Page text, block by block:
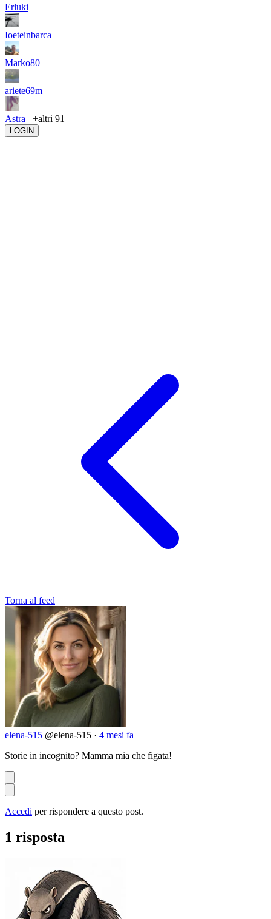
Erluki
Ioeteinbarca
Marko80
ariete69m
Astra_ +altri 91
LOGIN
Torna al feed
elena-515 @elena-515 · 4 mesi fa
Storie in incognito? Mamma mia che figata!
Accedi per rispondere a questo post.
1 risposta